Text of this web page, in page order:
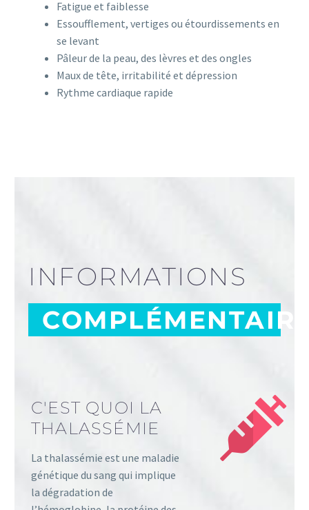
Fatigue et faiblesse
Essoufflement, vertiges ou étourdissements en
se levant
Pâleur de la peau, des lèvres et des ongles
Maux de tête, irritabilité et dépression
Rythme cardiaque rapide
INFORMATIONS
C'EST QUOI LA
THALASSÉMIE
La thalassémie est une maladie
génétique du sang qui implique
la dégradation de